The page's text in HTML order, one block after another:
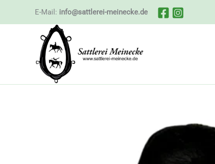
E-Mail: info@sattlerei-meinecke.de